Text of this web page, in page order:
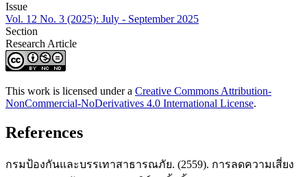
Issue
Vol. 12 No. 3 (2025): July - September 2025
Section
Research Article
This work is licensed under a Creative Commons Attribution-
NonCommercial-NoDerivatives 4.0 International License.
References
กรมป้องกันและบรรเทาสาธารณภัย. (2559). การลดความเสี่ยง